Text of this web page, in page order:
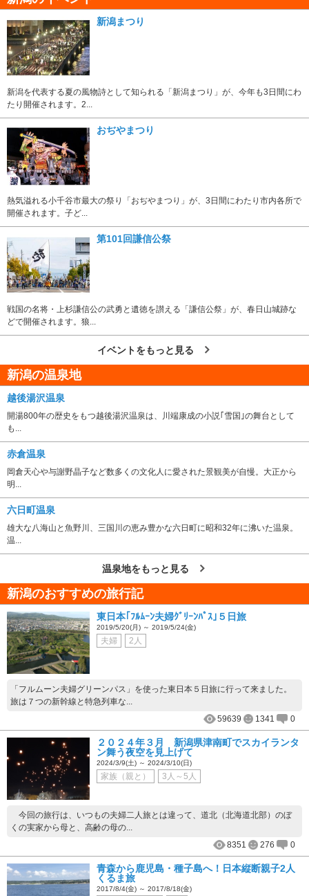
新潟まつり
新潟を代表する夏の風物詩として知られる「新潟まつり」が、今年も3日間にわ
たり開催されます。2...
おぢやまつり
熱気溢れる小千谷市最大の祭り「おぢやまつり」が、3日間にわたり市内各所で
開催されます。子ど...
第101回謙信公祭
戦国の名将・上杉謙信公の武勇と遺徳を讃える「謙信公祭」が、春日山城跡な
どで開催されます。狼...
イベントをもっと見る
新潟の温泉地
越後湯沢温泉
開湯800年の歴史をもつ越後湯沢温泉は、川端康成の小説｢雪国｣の舞台として
も...
赤倉温泉
岡倉天心や与謝野晶子など数多くの文化人に愛された景観美が自慢。大正から
明...
六日町温泉
雄大な八海山と魚野川、三国川の恵み豊かな六日町に昭和32年に沸いた温泉。
温...
温泉地をもっと見る
新潟のおすすめの旅行記
東日本｢ﾌﾙﾑｰﾝ夫婦ｸﾞﾘｰﾝﾊﾟｽ｣５日旅
2019/5/20(月) ～ 2019/5/24(金)
夫婦 2人
「フルムーン夫婦グリーンパス」を使った東日本５日旅に行って来ました。
旅は７つの新幹線と特急列車な...
59639
1341 0
２０２４年３月 新潟県津南町でスカイランタ
ン舞う夜空を見上げて
2024/3/9(土) ～ 2024/3/10(日)
家族（親と） 3人～5人
今回の旅行は、いつもの夫婦二人旅とは違って、道北（北海道北部）のぼ
くの実家から母と、高齢の母の...
8351
276 0
青森から鹿児島・種子島へ！日本縦断親子2人
くるま旅
2017/8/4(金) ～ 2017/8/18(金)